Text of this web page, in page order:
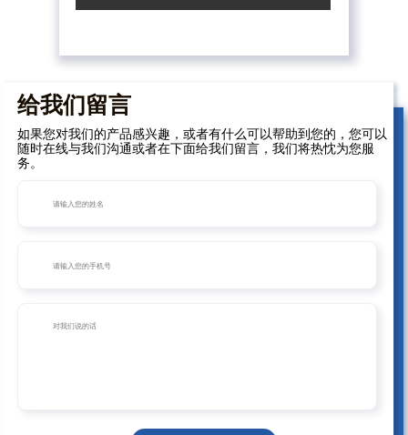
给我们留言
如果您对我们的产品感兴趣，或者有什么可以帮助到您的，您可以
随时在线与我们沟通或者在下面给我们留言，我们将热忱为您服
务。